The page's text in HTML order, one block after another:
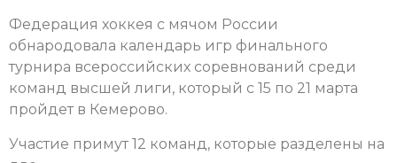
Федерация хоккея с мячом России
обнародовала календарь игр финального
турнира всероссийских соревнований среди
команд высшей лиги, который с 15 по 21 марта
пройдет в Кемерово.
Участие примут 12 команд, которые разделены на